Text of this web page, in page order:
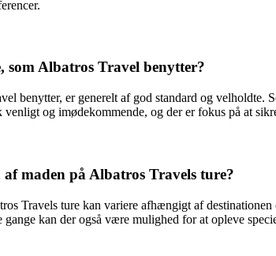
som Albatros Travel benytter?
benytter, er generelt af god standard og
og imødekommende, og der er fokus på at
maden på Albatros Travels ture?
Travels ture kan variere afhængigt af
kan der også være mulighed for at opleve